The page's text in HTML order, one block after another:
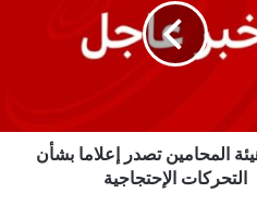
المحامين تصدر إعلاما بشأن
التحركات الإحتجاجية